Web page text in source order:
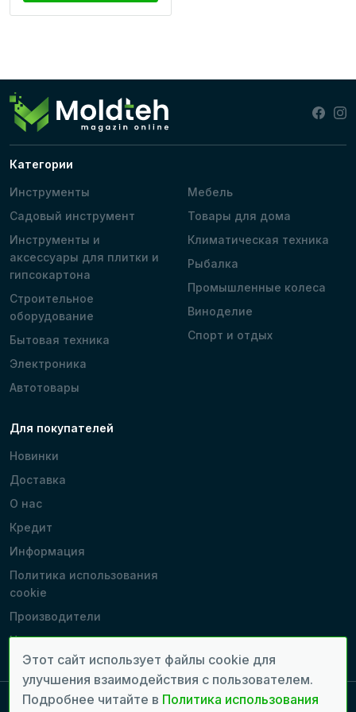
Категории
Инструменты
Садовый инструмент
Инструменты и
аксессуары для плитки и
гипсокартона
Строительное
оборудование
Бытовая техника
Электроника
Автотовары
Мебель
Товары для дома
Климатическая техника
Рыбалка
Промышленные колеса
Виноделие
Спорт и отдых
Для покупателей
Новинки
Доставка
О нас
Кредит
Информация
Политика использования
cookie
Производители
Наши магазины
Этот сайт использует файлы cookie для
улучшения взаимодействия с пользователем.
Подробнее читайте в Политика использования